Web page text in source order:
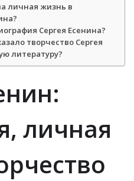
личная жизнь в
Сергея Есенина?
творчество Сергея
литературу?
личная